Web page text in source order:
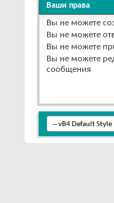
Ваши права
Вы не можете
Вы не можете
Вы не можете
Вы не можете
сообщения